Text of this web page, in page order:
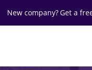
New company?Get a